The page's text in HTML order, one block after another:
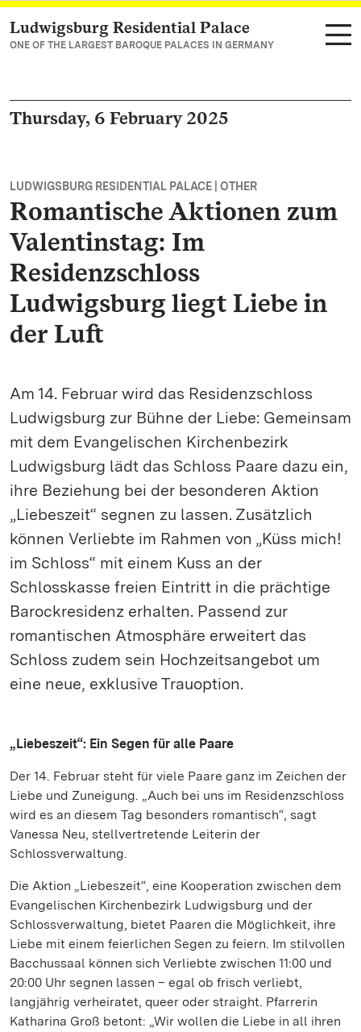
Navigate to main page
Ludwigsburg Residential Palace
ONE OF THE LARGEST BAROQUE PALACES IN GERMANY
Thursday, 6 February 2025
LUDWIGSBURG RESIDENTIAL PALACE | OTHER
Romantische Aktionen zum
Valentinstag: Im
Residenzschloss
Ludwigsburg liegt Liebe in
der Luft
Am 14. Februar wird das Residenzschloss
Ludwigsburg zur Bühne der Liebe: Gemeinsam
mit dem Evangelischen Kirchenbezirk
Ludwigsburg lädt das Schloss Paare dazu ein,
ihre Beziehung bei der besonderen Aktion
„Liebeszeit“ segnen zu lassen. Zusätzlich
können Verliebte im Rahmen von „Küss mich!
im Schloss“ mit einem Kuss an der
Schlosskasse freien Eintritt in die prächtige
Barockresidenz erhalten. Passend zur
romantischen Atmosphäre erweitert das
Schloss zudem sein Hochzeitsangebot um
eine neue, exklusive Trauoption.
„Liebeszeit“: Ein Segen für alle Paare
Der 14. Februar steht für viele Paare ganz im Zeichen der
Liebe und Zuneigung. „Auch bei uns im Residenzschloss
wird es an diesem Tag besonders romantisch“, sagt
Vanessa Neu, stellvertretende Leiterin der
Schlossverwaltung.
Die Aktion „Liebeszeit“, eine Kooperation zwischen dem
Evangelischen Kirchenbezirk Ludwigsburg und der
Schlossverwaltung, bietet Paaren die Möglichkeit, ihre
Liebe mit einem feierlichen Segen zu feiern. Im stilvollen
Bacchussaal können sich Verliebte zwischen 11:00 und
20:00 Uhr segnen lassen – egal ob frisch verliebt,
langjährig verheiratet, queer oder straight. Pfarrerin
Katharina Groß betont: „Wir wollen die Liebe in all ihren